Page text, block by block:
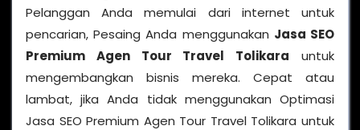
Pelanggan Anda memulai dari internet untuk
pencarian, Pesaing Anda menggunakan Jasa SEO
Premium Agen Tour Travel Tolikara untuk
mengembangkan bisnis mereka. Cepat atau
lambat, jika Anda tidak menggunakan Optimasi
Jasa SEO Premium Agen Tour Travel Tolikara untuk